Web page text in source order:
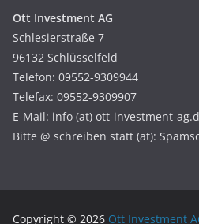
Ott Investment AG
Schlesierstraße 7
96132 Schlüsselfeld
Telefon: 09552-9309944
Telefax: 09552-9309907
E-Mail: info (at) ott-investment-
Bitte @ schreiben statt (at):
Copyright © 2026 Ott Investment